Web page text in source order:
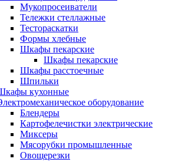
Мукопросеиватели
Тележки стеллажные
Тестораскатки
Формы хлебные
Шкафы пекарские
Шкафы пекарские
Шкафы расстоечные
Шпильки
кухонные
оборудование
Блендеры
Картофелечистки электрические
Миксеры
Мясорубки промышленные
Овощерезки